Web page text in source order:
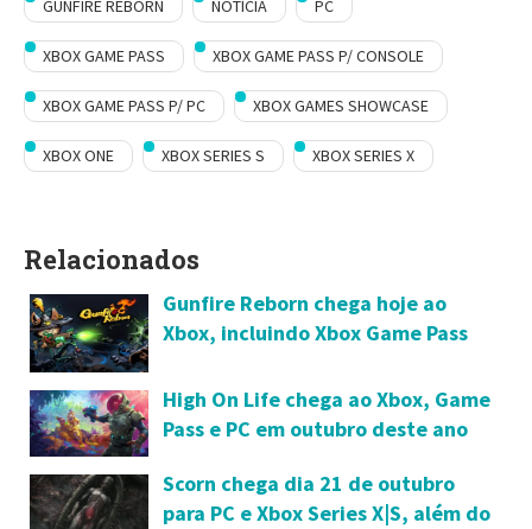
GUNFIRE REBORN NOTÍCIA PC
XBOX GAME PASS XBOX GAME PASS P/ CONSOLE
XBOX GAME PASS P/ PC XBOX GAMES SHOWCASE
XBOX ONE XBOX SERIES S XBOX SERIES X
Relacionados
Gunfire Reborn chega hoje ao
Xbox, incluindo Xbox Game Pass
High On Life chega ao Xbox, Game
Pass e PC em outubro deste ano
Scorn chega dia 21 de outubro
para PC e Xbox Series X|S, além do